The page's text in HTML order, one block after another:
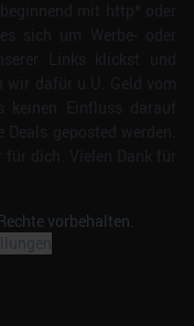
vorbehalten.